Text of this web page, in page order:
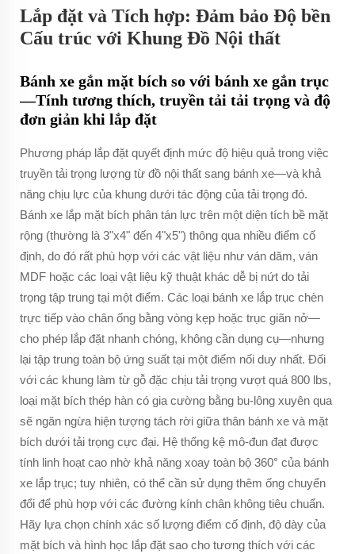
Lắp đặt và Tích hợp: Đảm bảo Độ bền
Cấu trúc với Khung Đồ Nội thất
Bánh xe gắn mặt bích so với bánh xe gắn trục
—Tính tương thích, truyền tải tải trọng và độ
đơn giản khi lắp đặt
Phương pháp lắp đặt quyết định mức độ hiệu quả trong việc
truyền tải trọng lượng từ đồ nội thất sang bánh xe—và khả
năng chịu lực của khung dưới tác động của tải trọng đó.
Bánh xe lắp mặt bích phân tán lực trên một diện tích bề mặt
rộng (thường là 3"x4" đến 4"x5") thông qua nhiều điểm cố
định, do đó rất phù hợp với các vật liệu như ván dăm, ván
MDF hoặc các loại vật liệu kỹ thuật khác dễ bị nứt do tải
trọng tập trung tại một điểm. Các loại bánh xe lắp trục chèn
trực tiếp vào chân ống bằng vòng kẹp hoặc trục giãn nở—
cho phép lắp đặt nhanh chóng, không cần dụng cụ—nhưng
lại tập trung toàn bộ ứng suất tại một điểm nối duy nhất. Đối
với các khung làm từ gỗ đặc chịu tải trọng vượt quá 800 lbs,
loại mặt bích thép hàn có gia cường bằng bu-lông xuyên qua
sẽ ngăn ngừa hiện tượng tách rời giữa thân bánh xe và mặt
bích dưới tải trọng cực đại. Hệ thống kệ mô-đun đạt được
tính linh hoạt cao nhờ khả năng xoay toàn bộ 360° của bánh
xe lắp trục; tuy nhiên, có thể cần sử dụng thêm ống chuyển
đổi để phù hợp với các đường kính chân không tiêu chuẩn.
Hãy lựa chọn chính xác số lượng điểm cố định, độ dày của
mặt bích và hình học lắp đặt sao cho tương thích với các